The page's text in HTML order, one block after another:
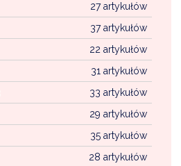
27 artykułów
37 artykułów
22 artykułów
31 artykułów
33 artykułów
29 artykułów
35 artykułów
28 artykułów